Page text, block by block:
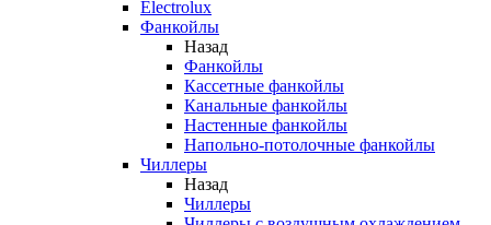
Electrolux
Фанкойлы
Назад
Фанкойлы
Кассетные фанкойлы
Канальные фанкойлы
Настенные фанкойлы
Напольно-потолочные фанкойлы
Чиллеры
Назад
Чиллеры